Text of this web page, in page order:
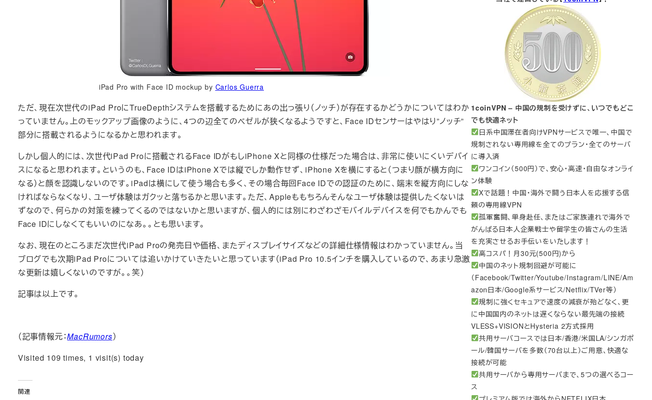
iPad Pro with Face ID mockup by Carlos Guerra
ただ、現在次世代のiPad ProにTrueDepthシステムを搭載するためにあの出っ張り（ノッチ）が存在するかどうかについてはわか
っていません。上のモックアップ画像のように、4つの辺全てのベゼルが狭くなるようですと、Face IDセンサーはやはり”ノッチ”
部分に搭載されるようになるかと思われます。
しかし個人的には、次世代iPad Proに搭載されるFace IDがもしiPhone Xと同様の仕様だった場合は、非常に使いにくいデバイ
スになると思われます。というのも、Face IDはiPhone Xでは縦でしか動作せず、iPhone Xを横にすると（つまり顔が横方向に
なる）と顔を認識しないのです。iPadは横にして使う場合も多く、その場合毎回Face IDでの認証のために、端末を縦方向にしな
ければならなくなり、ユーザ体験はガクッと落ちるかと思います。ただ、Appleももちろんそんなユーザ体験は提供したくないは
ずなので、何らかの対策を練ってくるのではないかと思いますが、個人的には別にわざわざモバイルデバイスを何でもかんでも
Face IDにしなくてもいいのになあ。。とも思います。
なお、現在のところまだ次世代iPad Proの発売日や価格、またディスプレイサイズなどの詳細仕様情報はわかっていません。当
ブログでも次期iPad Proについては追いかけていきたいと思っています（iPad Pro 10.5インチを購入しているので、あまり急激
な更新は嬉しくないのですが。。笑）
記事は以上です。
（記事情報元：MacRumors）
Visited 109 times, 1 visit(s) today
関連
1coinVPN – 中国の規制を受けずに、いつでもどこ
でも快適ネット
日系中国滞在者向けVPNサービスで唯一、中国で
規制されない専用線を全てのプラン・全てのサーバ
に導入済
ワンコイン（500円）で、安心・高速・自由なオンライ
ン体験
Xで話題！中国・海外で闘う日本人を応援する信
頼の専用線VPN
孤軍奮闘、単身赴任、またはご家族連れで海外で
がんばる日本人企業戦士や留学生の皆さんの生活
を充実させるお手伝いをいたします！
高コスパ！月30元(500円)から
中国のネット規制回避が可能に
（Facebook/Twitter/Youtube/Instagram/LINE/Am
azon日本/Google系サービス/Netflix/TVer等）
規制に強くセキュアで速度の減衰が殆どなく、更
に中国国内のネットは遅くならない最先端の接続
VLESS+VISIONとHysteria 2方式採用
共用サーバコースでは日本/香港/米国LA/シンガポ
ール/韓国サーバを多数（70台以上）ご用意、快適な
接続が可能
共用サーバから専用サーバまで、5つの選べるコー
ス